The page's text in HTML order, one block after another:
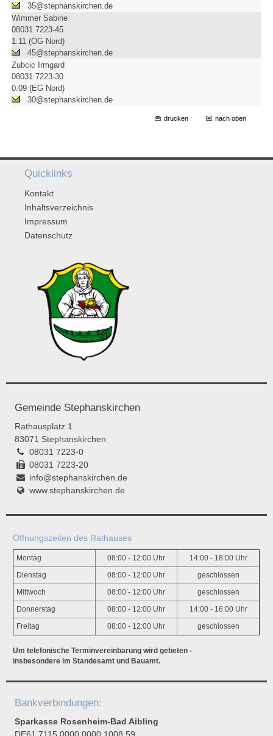
35@stephanskirchen.de
Wimmer Sabine
08031 7223-45
1.11 (OG Nord)
45@stephanskirchen.de
Zubcic Irmgard
08031 7223-30
0.09 (EG Nord)
30@stephanskirchen.de
drucken nach oben
Quicklinks
Kontakt
Inhaltsverzeichnis
Impressum
Datenschutz
Gemeinde Stephanskirchen
Rathausplatz 1
83071 Stephanskirchen
08031 7223-0
08031 7223-20
info@stephanskirchen.de
www.stephanskirchen.de
Öffnungszeiten des Rathauses
Montag 08:00 - 12:00 Uhr 14:00 - 18:00 Uhr
Dienstag 08:00 - 12:00 Uhr geschlossen
Mittwoch 08:00 - 12:00 Uhr geschlossen
Donnerstag 08:00 - 12:00 Uhr 14:00 - 16:00 Uhr
Freitag 08:00 - 12:00 Uhr geschlossen
Um telefonische Terminvereinbarung wird gebeten -
insbesondere im Standesamt und Bauamt.
Bankverbindungen:
Sparkasse Rosenheim-Bad Aibling